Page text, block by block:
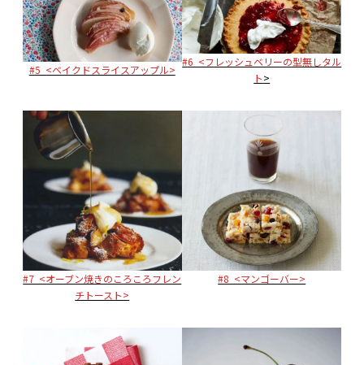
#5 <ベイクドスライスアップル>
#6 <フレッシュベリーの型無しタル
ト>
#7 <オーブン焼きのころころフレン
チトースト>
#8 <マンゴーバー>